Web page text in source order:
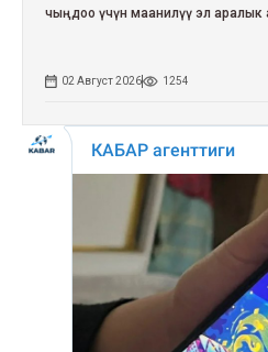
чыңдоо үчүн маанилүү эл аралык
02 Август 2026 1254